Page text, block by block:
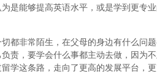
是能够提高英语水平，或是学到更专
都非常陌生，在父母的身边有什么问
责，要学会什么事都主动去做，因为
学这条路，走向了更高的发展平台，更